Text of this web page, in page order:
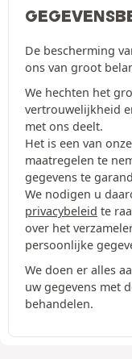
De bescherming
ons van groot
We hechten het
vertrouwelijkheid
met ons deelt.
Het is een van
maatregelen te
gegevens te
We nodigen u
privacybeleid te
over het
persoonlijke
We doen er alles
uw gegevens met
behandelen.